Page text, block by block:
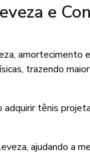
e
amortecimento
trazendo
tênis
ajudando a